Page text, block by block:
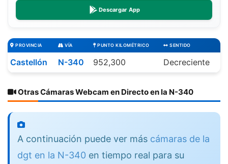
Descargar App
PROVINCIA VÍA PUNTO KILOMÉTRICO SENTIDO
Castellón N-340 952,300 Decreciente
Otras Cámaras Webcam en Directo en la N-340
A continuación puede ver más cámaras de la
dgt en la N-340 en tiempo real para su